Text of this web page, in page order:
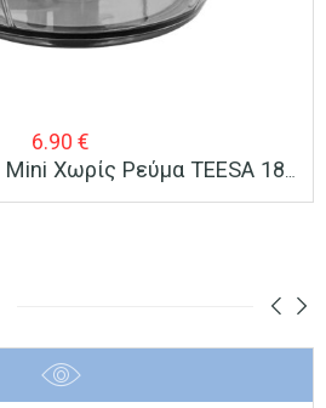
6.90 €